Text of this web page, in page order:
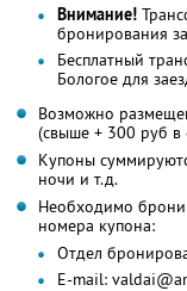
Внимание!
бронирования
Бесплатный
Бологое для
Возможно
(свыше + 300 руб в
Купоны
ночи и т.д.
Необходимо
номера купона:
Отдел
E-mail: